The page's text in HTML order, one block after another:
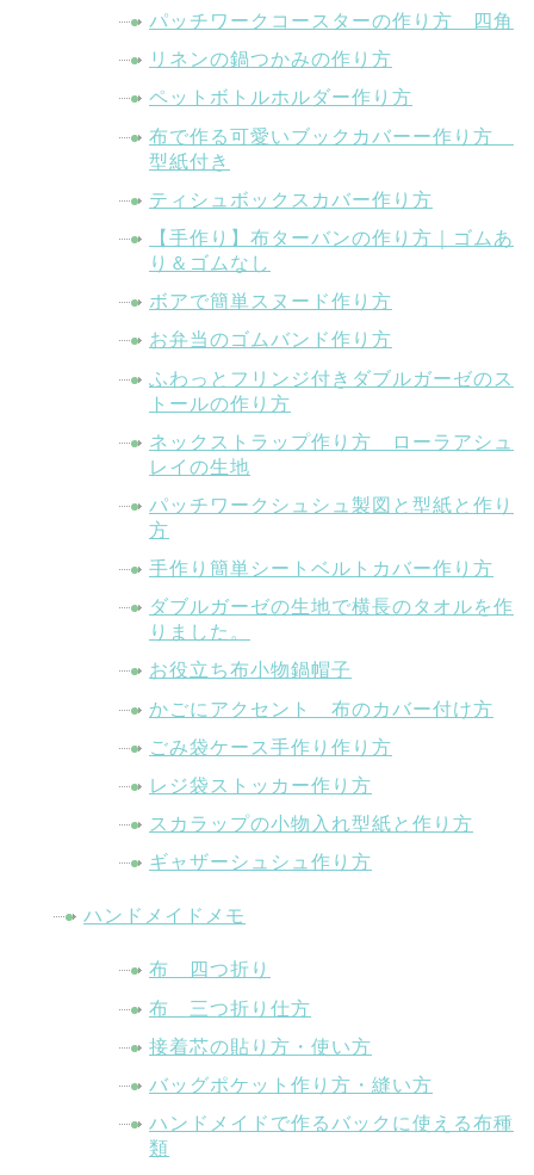
パッチワークコースターの作り方 四角
リネンの鍋つかみの作り方
ペットボトルホルダー作り方
布で作る可愛いブックカバーー作り方
型紙付き
ティシュボックスカバー作り方
【手作り】布ターバンの作り方｜ゴムあ
り＆ゴムなし
ボアで簡単スヌード作り方
お弁当のゴムバンド作り方
ふわっとフリンジ付きダブルガーゼのス
トールの作り方
ネックストラップ作り方 ローラアシュ
レイの生地
パッチワークシュシュ製図と型紙と作り
方
手作り簡単シートベルトカバー作り方
ダブルガーゼの生地で横長のタオルを作
りました。
お役立ち布小物鍋帽子
かごにアクセント 布のカバー付け方
ごみ袋ケース手作り作り方
レジ袋ストッカー作り方
スカラップの小物入れ型紙と作り方
ギャザーシュシュ作り方
ハンドメイドメモ
布 四つ折り
布 三つ折り仕方
接着芯の貼り方・使い方
バッグポケット作り方・縫い方
ハンドメイドで作るバックに使える布種
類